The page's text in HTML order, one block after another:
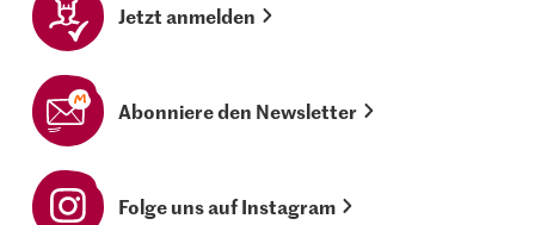
Jetzt anmelden
Abonniere den Newsletter
Folge uns auf Instagram